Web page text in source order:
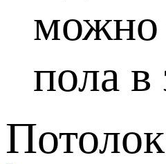
можно
пола
Потолок